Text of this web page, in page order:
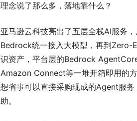
理念说了那么多，落地靠什么？
亚马逊云科技亮出了五层全栈AI服务
Bedrock统一接入大模型，再到Zero-
识资产，平台层的Bedrock
Amazon Connect等一堆开箱即用的
想省事可以直接采购现成的Agent服
助。